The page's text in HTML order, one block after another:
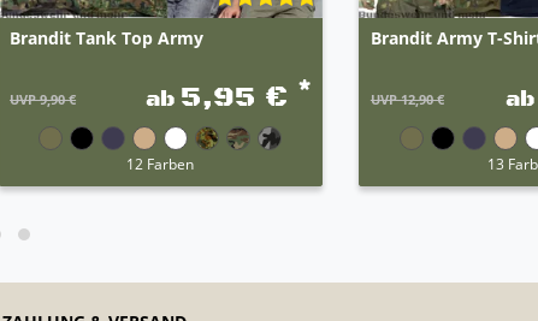
Brandit Tank Top Army
UVP 9,90 € ab 5,95 € *
12 Farben
Brandit Army T-
UVP 12,90 € ab
13